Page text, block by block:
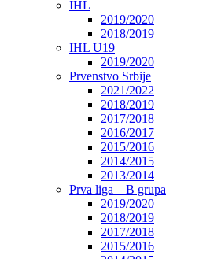
IHL
2019/2020
2018/2019
IHL U19
2019/2020
Prvenstvo Srbije
2021/2022
2018/2019
2017/2018
2016/2017
2015/2016
2014/2015
2013/2014
Prva liga – B grupa
2019/2020
2018/2019
2017/2018
2015/2016